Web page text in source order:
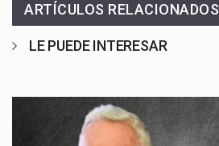
ARTÍCULOS RELACIONADOS
LE PUEDE INTERESAR